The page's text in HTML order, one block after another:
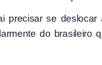
precisar se
do